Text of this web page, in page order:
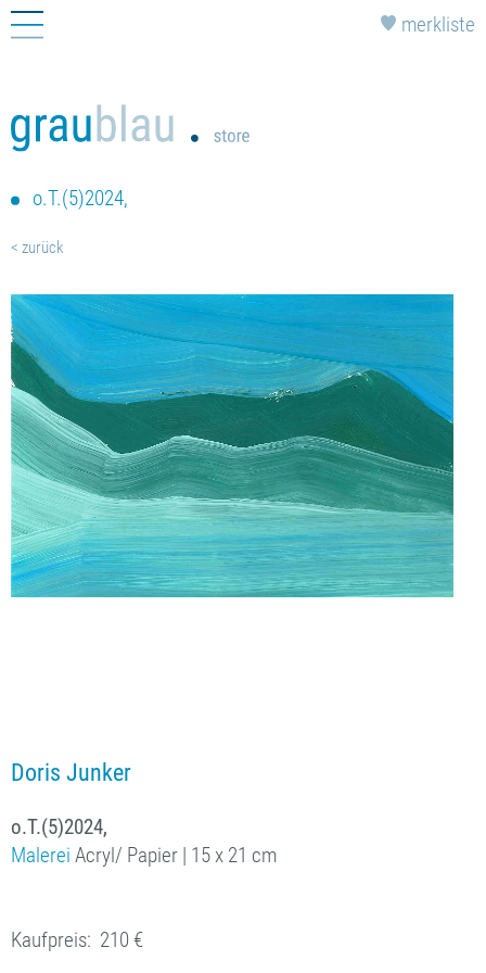
merkliste
Navigation
o.T.(5)2024,
< zurück
Doris Junker
o.T.(5)2024,
Malerei Acryl/ Papier | 15 x 21 cm
Kaufpreis: 210 €